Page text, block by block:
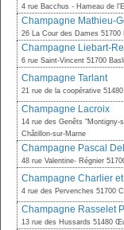
4 rue Bacchus - Hameau de
Champagne Mathieu-
26 La Cour des Dames 51700
Champagne Liebart-
6 rue Saint-Vincent 51700
Champagne Tarlant
21 rue de la coopérative
Champagne Lacroix
14 rue des Genêts "Montigny-
Châtillon-sur-Marne
Champagne Pascal
48 rue Valentine- Régnier
Champagne Charlier
4 rue des Pervenches 51700
Champagne Rasselet
13 rue des Hussards 51480